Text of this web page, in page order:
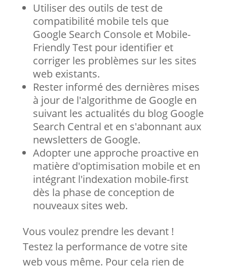
Utiliser des outils de test de
compatibilité mobile tels que
Google Search Console et Mobile-
Friendly Test pour identifier et
corriger les problèmes sur les sites
web existants.
Rester informé des dernières mises
à jour de l'algorithme de Google en
suivant les actualités du blog Google
Search Central et en s'abonnant aux
newsletters de Google.
Adopter une approche proactive en
matière d'optimisation mobile et en
intégrant l'indexation mobile-first
dès la phase de conception de
nouveaux sites web.
Vous voulez prendre les devant !
Testez la performance de votre site
web vous même. Pour cela rien de